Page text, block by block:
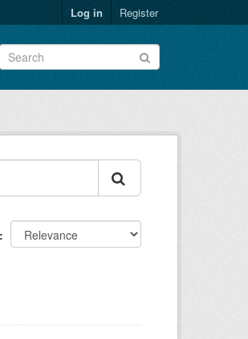
Log in Register